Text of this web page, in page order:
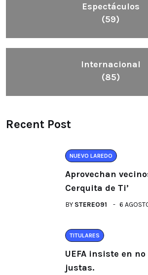
Espectáculos
(59)
Internacional
(85)
Recent Post
NUEVO LAREDO
Aprovechan
Cerquita de Ti’
BY STEREO91 6
TITULARES
UEFA insiste en
justas.